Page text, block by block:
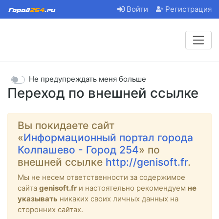
Войти Регистрация
Переход по внешней ссылке
Не предупреждать меня больше
Вы покидаете сайт
«Информационный портал города
Колпашево - Город 254» по
внешней ссылке http://genisoft.fr.
Мы не несем ответственности за содержимое
сайта genisoft.fr и настоятельно рекомендуем не
указывать никаких своих личных данных на
сторонних сайтах.